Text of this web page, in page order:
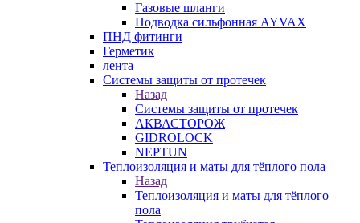
Газовые шланги
Подводка сильфонная AYVAX
ПНД фитинги
Герметик
лента
Системы защиты от протечек
Назад
Системы защиты от протечек
АКВАСТОРОЖ
GIDROLOCK
NEPTUN
Теплоизоляция и маты для тёплого пола
Назад
Теплоизоляция и маты для тёплого
пола